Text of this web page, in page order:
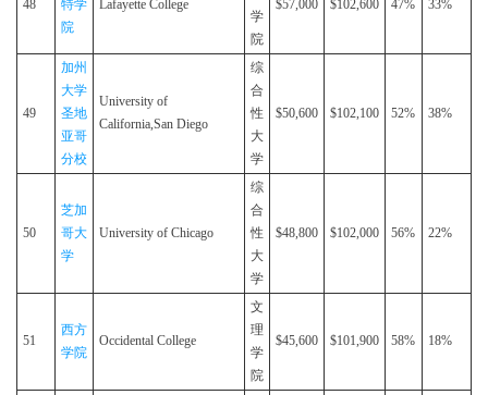
48
特学
院
Lafayette College
学
院
$57,000 $102,600 47% 33%
49
加州
大学
圣地
亚哥
分校
University of
California,San Diego
综
合
性
大
学
$50,600 $102,100 52% 38%
50
芝加
哥大
学
University of Chicago
综
合
性
大
学
$48,800 $102,000 56% 22%
51
西方
学院
Occidental College
文
理
学
院
$45,600 $101,900 58% 18%